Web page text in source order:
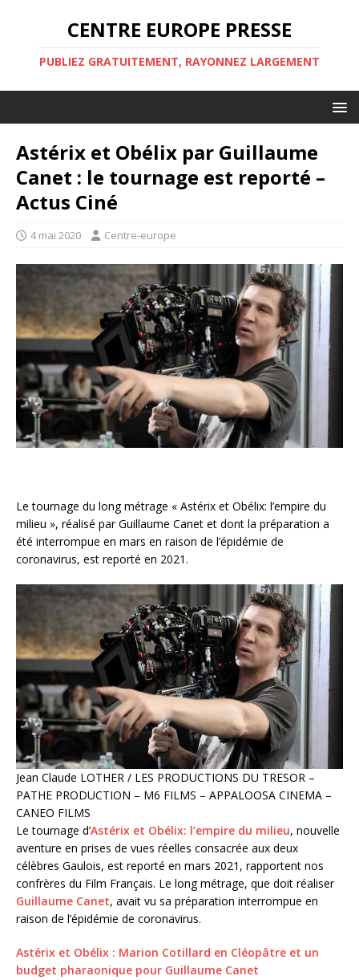
CENTRE EUROPE PRESSE
PUBLIEZ GRATUITEMENT, RAYONNEZ LARGEMENT
Astérix et Obélix par Guillaume
Canet : le tournage est reporté –
Actus Ciné
4 mai 2020 Centre-europe
Le tournage du long métrage « Astérix et Obélix: l’empire du
milieu », réalisé par Guillaume Canet et dont la préparation a
été interrompue en mars en raison de l’épidémie de
coronavirus, est reporté en 2021.
Jean Claude LOTHER / LES PRODUCTIONS DU TRESOR –
PATHE PRODUCTION – M6 FILMS – APPALOOSA CINEMA –
CANEO FILMS
Le tournage d’Astérix et Obélix: l’empire du milieu, nouvelle
aventure en prises de vues réelles consacrée aux deux
célèbres Gaulois, est reporté en mars 2021, rapportent nos
confrères du Film Français. Le long métrage, que doit réaliser
Guillaume Canet, avait vu sa préparation interrompue en
raison de l’épidémie de coronavirus.
Astérix et Obélix : Marion Cotillard en Cléopâtre et un
budget pharaonique pour Guillaume Canet